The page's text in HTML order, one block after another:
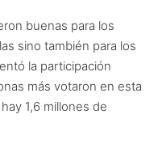
buenas para los
sino también para los
la participación
más votaron en esta
1,6 millones de